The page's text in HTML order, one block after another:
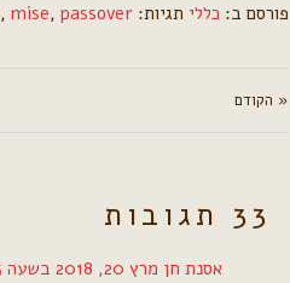
פורסם ב: כללי תגיות: , mise, passover
« הקודם
33 תגובות
אסנת חן מרץ 20, 2018 בשעה 5:53 pm